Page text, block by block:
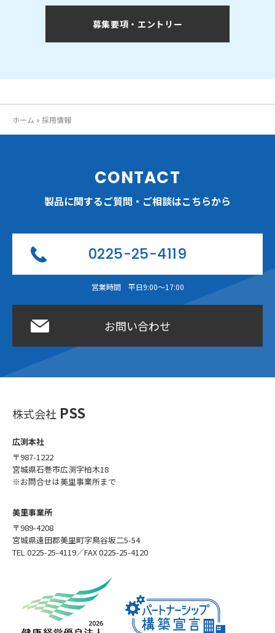
募集要項・エントリー
ホーム » 採用情報
CONTACT
製品に関するご質問・ご相談はこちらから
0225-25-4119
営業時間 平日9:00〜17:00
お問い合わせ
株式会社 PSS
広渕本社
〒987-1222
宮城県石巻市広渕字柏木18
※お問合せは美里事業所まで
美里事業所
〒989-4208
宮城県遠田郡美里町字鳥谷坂二5-54
TEL 0225-25-4119／FAX 0225-25-4120